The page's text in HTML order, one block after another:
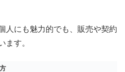
人にも魅力的でも、販売や契約
ます。